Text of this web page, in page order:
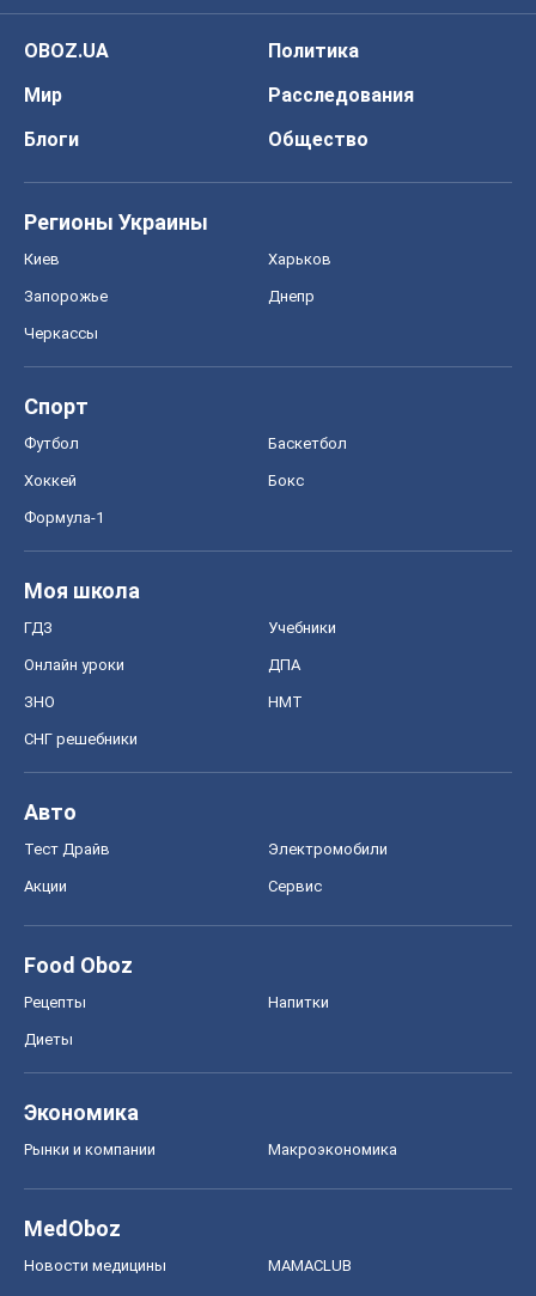
OBOZ.UA
Политика
Мир
Расследования
Блоги
Общество
Регионы Украины
Киев Харьков
Запорожье Днепр
Черкассы
Спорт
Футбол Баскетбол
Хоккей Бокс
Формула-1
Моя школа
ГДЗ Учебники
Онлайн уроки ДПА
ЗНО НМТ
СНГ решебники
Авто
Тест Драйв Электромобили
Акции Сервис
Food Oboz
Рецепты Напитки
Диеты
Экономика
Рынки и компании Mакроэкономика
MedOboz
Новости медицины MAMACLUB